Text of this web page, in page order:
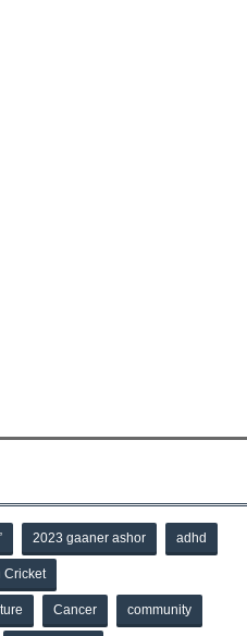
2023 gaaner ashor adhd
Cricket
Cancer community